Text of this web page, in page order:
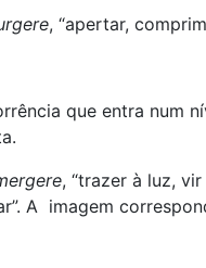
, “apertar,
que entra num
, “trazer à luz,
A imagem